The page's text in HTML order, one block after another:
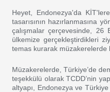
Heyet, Endonezya'da
tasarısının hazırlanmasına
çalışmalar çerçevesinde, 26
ülkemize gerçekleştirdikleri
temas kurarak müzakerelerde
Müzakerelerde, Türkiye’de
teşekkülü olarak TCDD’nin
altyapı, Endonezya ve